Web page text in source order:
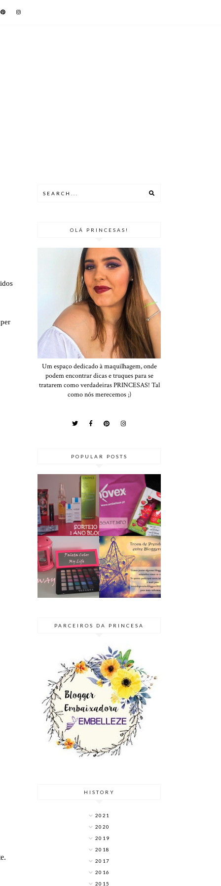
OLÁ PRINCESAS!
Um espaço dedicado à maquilhagem, onde
podem encontrar dicas e truques para se
tratarem como verdadeiras PRINCESAS! Tal
como nós merecemos ;)
POPULAR POSTS
SORTEIO | 1
ANO DE BLOG
♥ TERMINADO
PASSATEMPO
// KIT NOVEX
TENTAÇÃO
ÁCIDA
GIVEAWAY |
PALETA COLOR
MY LIFE
@SEPHORA
BLOGGER
SECRETO 2015
| TROCA DE
PRENDAS
PARCEIROS DA PRINCESA
HISTORY
2021
2020
2019
2018
2017
2016
2015